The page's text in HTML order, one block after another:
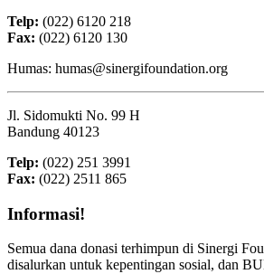
Telp: (022) 6120 218
Fax: (022) 6120 130
Humas: humas@sinergifoundation.org
Jl. Sidomukti No. 99 H
Bandung 40123
Telp: (022) 251 3991
Fax: (022) 2511 865
Informasi!
Semua dana donasi terhimpun di Sinergi
disalurkan untuk kepentingan sosial, dan